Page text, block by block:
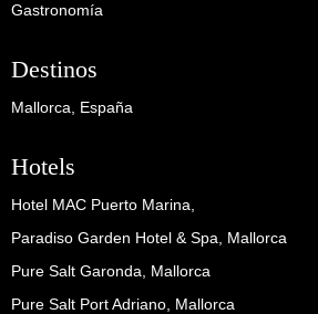
Gastronomía
Destinos
Mallorca, España
Hotels
Hotel MAC Puerto Marina,
Paradiso Garden Hotel & Spa, Mallorca
Pure Salt Garonda, Mallorca
Pure Salt Port Adriano, Mallorca